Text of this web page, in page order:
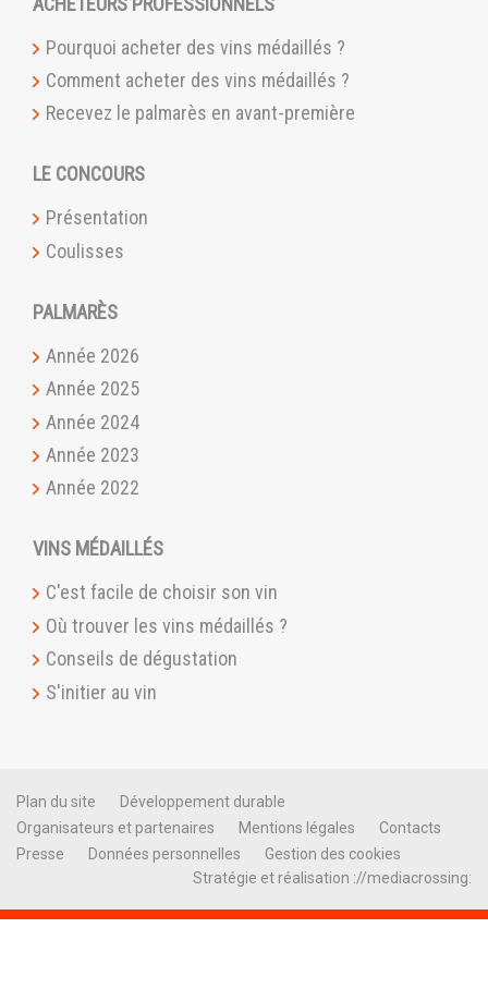
Pourquoi acheter des vins médaillés ?
Comment acheter des vins médaillés ?
Recevez le palmarès en avant-première
LE CONCOURS
Présentation
Coulisses
PALMARÈS
Année 2026
Année 2025
Année 2024
Année 2023
Année 2022
VINS MÉDAILLÉS
C'est facile de choisir son vin
Où trouver les vins médaillés ?
Conseils de dégustation
S'initier au vin
Plan du site
Développement durable
Organisateurs et partenaires
Mentions légales
Contacts
Presse
Données personnelles
Gestion des cookies
Stratégie et réalisation ://mediacrossing: